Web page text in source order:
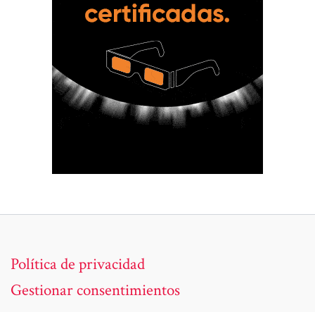
Política de privacidad
Gestionar consentimientos